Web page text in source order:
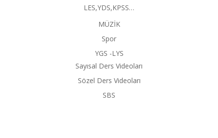
LES,YDS,KPSS…
MÜZİK
Spor
YGS -LYS
Sayısal Ders Videoları
Sözel Ders Videoları
SBS